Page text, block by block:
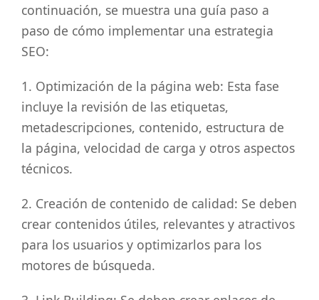
continuación, se muestra una guía paso a
paso de cómo implementar una estrategia
SEO:
1. Optimización de la página web: Esta fase
incluye la revisión de las etiquetas,
metadescripciones, contenido, estructura de
la página, velocidad de carga y otros aspectos
técnicos.
2. Creación de contenido de calidad: Se deben
crear contenidos útiles, relevantes y atractivos
para los usuarios y optimizarlos para los
motores de búsqueda.